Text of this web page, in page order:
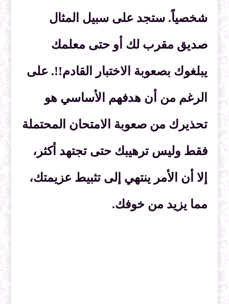
شخصياً. ستجد على سبيل المثال
صديق مقرب لك أو حتى معلمك
يبلغوك بصعوبة الاختبار القادم!!. على
الرغم من أن هدفهم الأساسي هو
تحذيرك من صعوبة الامتحان المحتملة
فقط وليس ترهيبك حتى تجتهد أكثر،
إلا أن الأمر ينتهي إلى تثبيط عزيمتك،
مما يزيد من خوفك.